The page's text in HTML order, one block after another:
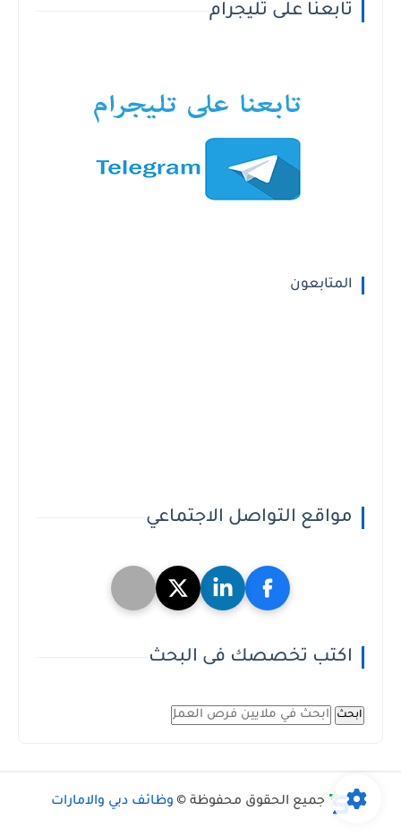
تابعنا على تليجرام
المتابعون
مواقع التواصل الاجتماعي
اكتب تخصصك فى البحث
ابحث
جميع الحقوق محفوظة © وظائف دبي والامارات